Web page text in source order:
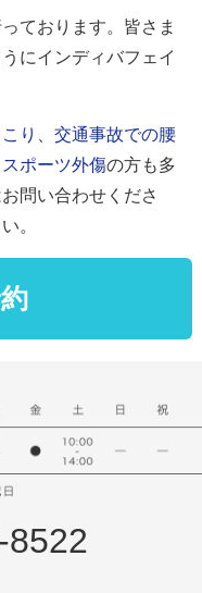
ております。皆さま
にインディバフェイ
り
交通事故での腰
ポーツ外傷の方も多
問い合わせくださ
。